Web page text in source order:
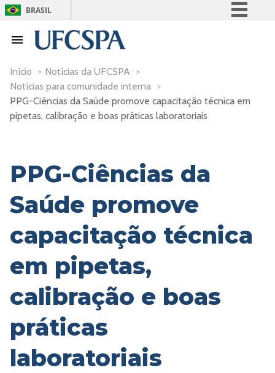
BRASIL
Acesso à informação
Legislação
Início > Notícias da UFCSPA >
Notícias para comunidade interna >
PPG-Ciências da Saúde promove capacitação técnica em
pipetas, calibração e boas práticas laboratoriais
PPG-Ciências da
Saúde promove
capacitação técnica
em pipetas,
calibração e boas
práticas
laboratoriais